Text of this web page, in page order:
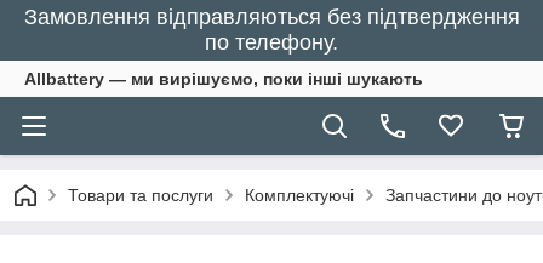
Замовлення відправляються без підтвердження
по телефону.
Allbattery — ми вирішуємо, поки інші шукають
Товари та послуги Комплектуючі Запчастини до